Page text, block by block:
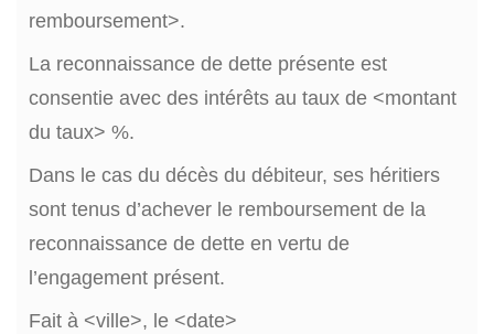
remboursement>.
La reconnaissance de dette présente est
consentie avec des intérêts au taux de <montant
du taux> %.
Dans le cas du décès du débiteur, ses héritiers
sont tenus d’achever le remboursement de la
reconnaissance de dette en vertu de
l’engagement présent.
Fait à <ville>, le <date>